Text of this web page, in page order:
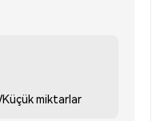
Küçük miktarlar